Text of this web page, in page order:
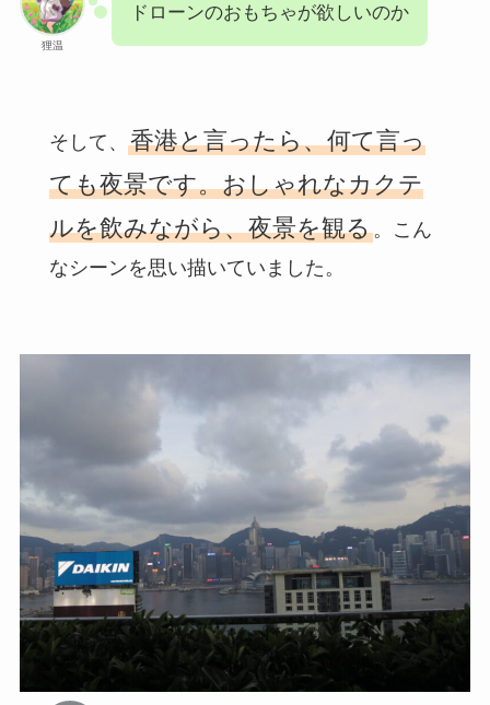
狸温
ドローンのおもちゃが欲しいのか
そして、 香港と言ったら、何て言っ
ても夜景です。おしゃれなカクテ
ルを飲みながら、夜景を観る。こん
なシーンを思い描いていました。